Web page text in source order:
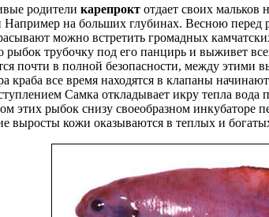
родители карепрокт отдает своих мальков
Напримерна больших глубинах. Весною перед
можно встретить громадных
рыбок трубочку под его панцирь и выживет
почти в полной безопасности, между этими
краба все время находятся в клапаны начинают
Самка откладывает икрутепла вода
этих рыбок снизусвоеобразном инкубаторе
выросты кожи оказываются в теплых и